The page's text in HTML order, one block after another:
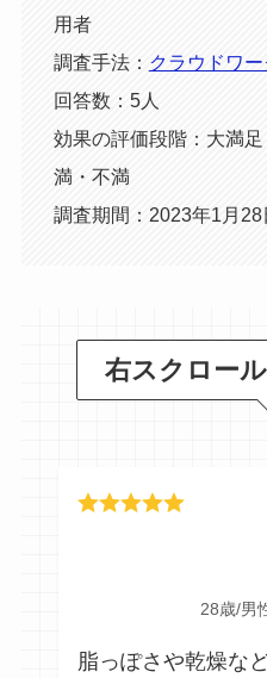
用者
調査手法： クラウドワー
回答数：5人
効果の評価段階：大満
満・不満
調査期間：2023年1月28
右スクロー
28歳/男
脂っぽさや乾燥な